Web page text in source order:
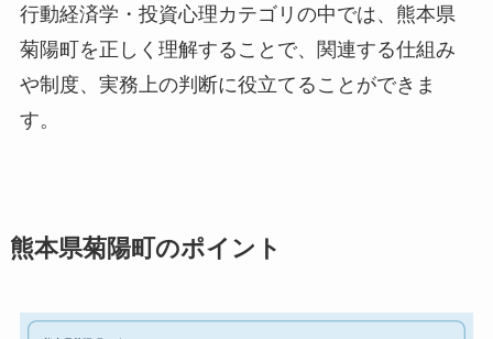
行動経済学・投資心理カテゴリの中では、熊本県
菊陽町を正しく理解することで、関連する仕組み
や制度、実務上の判断に役立てることができま
す。
熊本県菊陽町のポイント